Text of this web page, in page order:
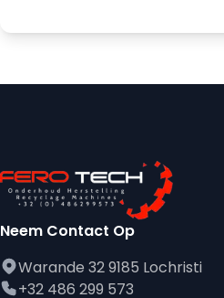
Neem Contact Op
Warande 32 9185 Lochristi
+32 486 299 573